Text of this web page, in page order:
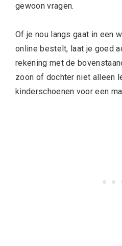
gewoon vragen.
Of je nou langs gaat in een
online bestelt, laat je goed
rekening met de
zoon of dochter niet alleen
kinderschoenen voor een